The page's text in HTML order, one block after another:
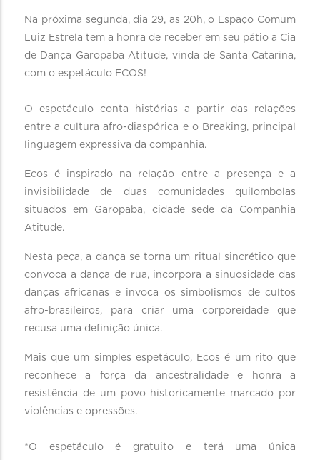
Na próxima segunda, dia 29, as 20h, o Espaço Comum
Luiz Estrela tem a honra de receber em seu pátio a Cia
de Dança Garopaba Atitude, vinda de Santa Catarina,
com o espetáculo ECOS!
O espetáculo conta histórias a partir das relações
entre a cultura afro-diaspórica e o Breaking, principal
linguagem expressiva da companhia.
Ecos é inspirado na relação entre a presença e a
invisibilidade de duas comunidades quilombolas
situados em Garopaba, cidade sede da Companhia
Atitude.
Nesta peça, a dança se torna um ritual sincrético que
convoca a dança de rua, incorpora a sinuosidade das
danças africanas e invoca os simbolismos de cultos
afro-brasileiros, para criar uma corporeidade que
recusa uma definição única.
Mais que um simples espetáculo, Ecos é um rito que
reconhece a força da ancestralidade e honra a
resistência de um povo historicamente marcado por
violências e opressões.
*O espetáculo é gratuito e terá uma única